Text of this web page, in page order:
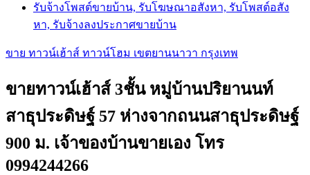
รับจ้างโพสต์ขายบ้าน, รับโฆษณาอสังหา, รับโพสต์อสัง
หา, รับจ้างลงประกาศขายบ้าน
ขาย ทาวน์เฮ้าส์ ทาวน์โฮม เขตยานนาวา กรุงเทพ
ขายทาวน์เฮ้าส์ 3ชั้น หมู่บ้านปริยานนท์
สาธุประดิษฐ์ 57 ห่างจากถนนสาธุประดิษฐ์
900 ม. เจ้าของบ้านขายเอง โทร
0994244266